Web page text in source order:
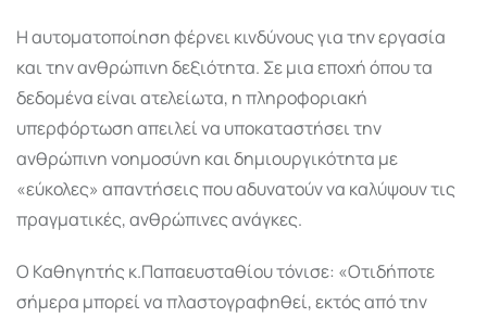
Η αυτοματοποίηση φέρνει κινδύνους για την εργασία
και την ανθρώπινη δεξιότητα. Σε μια εποχή όπου τα
δεδομένα είναι ατελείωτα, η πληροφοριακή
υπερφόρτωση απειλεί να υποκαταστήσει την
ανθρώπινη νοημοσύνη και δημιουργικότητα με
«εύκολες» απαντήσεις που αδυνατούν να καλύψουν τις
πραγματικές, ανθρώπινες ανάγκες.
Ο Καθηγητής κ.Παπαευσταθίου τόνισε: «Οτιδήποτε
σήμερα μπορεί να πλαστογραφηθεί, εκτός από την